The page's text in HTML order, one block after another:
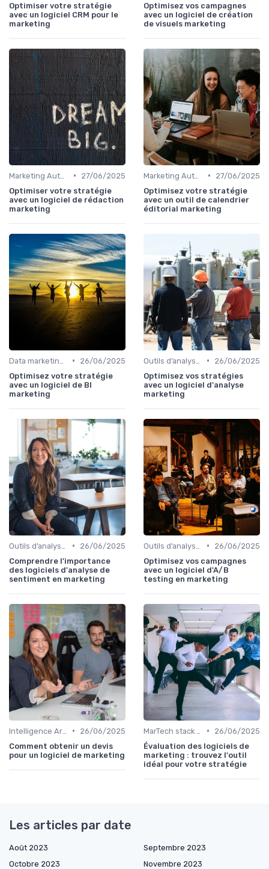
Optimiser votre stratégie
avec un logiciel CRM pour le
marketing
Optimisez vos campagnes
avec un logiciel de création
de visuels marketing
•
27/06/2025
Optimiser votre stratégie
avec un logiciel de rédaction
marketing
•
27/06/2025
Optimisez votre stratégie
avec un outil de calendrier
éditorial marketing
•
26/06/2025
Optimisez votre stratégie
avec un logiciel de BI
marketing
•
26/06/2025
Optimisez vos stratégies
avec un logiciel d'analyse
marketing
•
26/06/2025
Comprendre l'importance
des logiciels d'analyse de
sentiment en marketing
•
26/06/2025
Optimisez vos campagnes
avec un logiciel d'A/B
testing en marketing
•
26/06/2025
Comment obtenir un devis
pour un logiciel de marketing
•
26/06/2025
Évaluation des logiciels de
marketing : trouvez l'outil
idéal pour votre stratégie
Les articles par date
Août 2023
Septembre 2023
Octobre 2023
Novembre 2023